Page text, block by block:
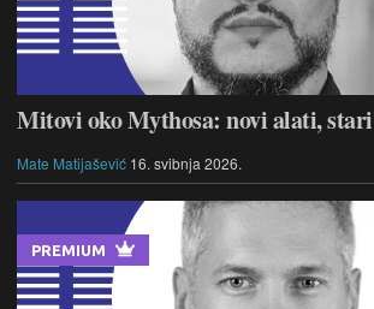
Mitovi oko Mythosa: novi alati,
Mate Matijašević 16. svibnja 2026.
PREMIUM